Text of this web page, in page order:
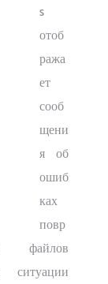
s
отоб
ража
ет
сооб
щени
я об
ошиб
ках
повр
файлов
ситуации